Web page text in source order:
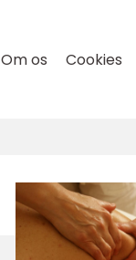
Om os Cookies